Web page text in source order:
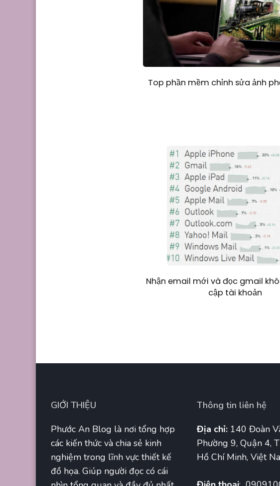
Top phần mềm chỉnh sửa ảnh
Nhận email mới và đọc gmail
cập tài khoản
GIỚI THIỆU
Phước An Blog là nơi tổng hợp
các kiến thức và chia sẻ kinh
nghiệm trong lĩnh vực thiết kế
đồ họa. Giúp người đọc có cái
Thông tin liên hệ
Địa chỉ: 140 Đoàn
Phường 9, Quận 4,
Hồ Chí Minh, Việt